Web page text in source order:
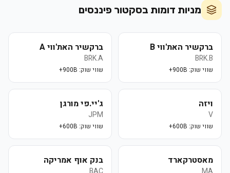
מניות דומות בסקטור פיננסים
ברקשיר האת'ווי B
BRK.B
שווי שוק: 900B+
ברקשיר האת'ווי A
BRK.A
שווי שוק: 900B+
ויזה
V
שווי שוק: 600B+
ג'יי.פי מורגן
JPM
שווי שוק: 600B+
מאסטרקארד בנק אוף אמריקה